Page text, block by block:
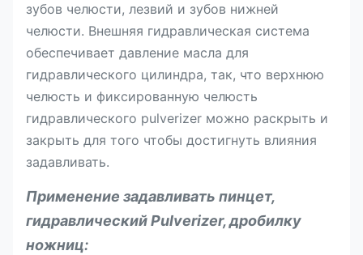
зубов челюсти, лезвий и зубов нижней
челюсти. Внешняя гидравлическая система
обеспечивает давление масла для
гидравлического цилиндра, так, что верхнюю
челюсть и фиксированную челюсть
гидравлического pulverizer можно раскрыть и
закрыть для того чтобы достигнуть влияния
задавливать.
Применение задавливать пинцет,
гидравлический Pulverizer, дробилку
ножниц: